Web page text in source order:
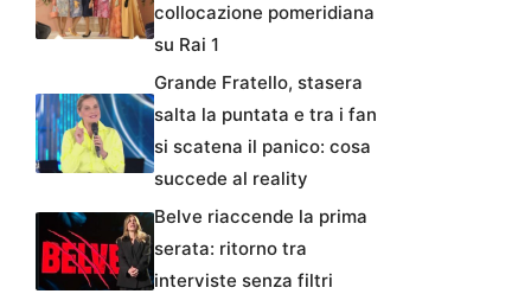
collocazione pomeridiana
su Rai 1
Grande Fratello, stasera
salta la puntata e tra i fan
si scatena il panico: cosa
succede al reality
Belve riaccende la prima
serata: ritorno tra
interviste senza filtri